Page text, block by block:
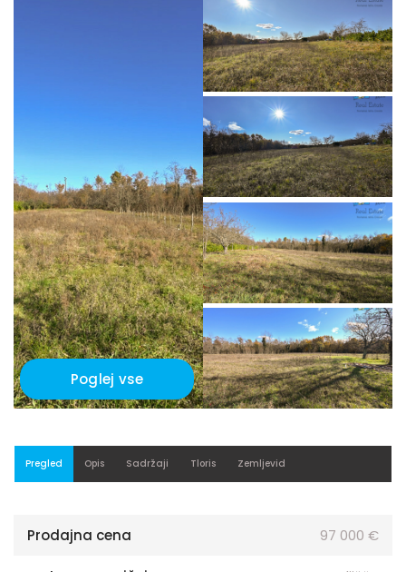
Poglej vse
Pregled Opis Sadržaji Tloris Zemljevid
Prodajna cena 97 000 €